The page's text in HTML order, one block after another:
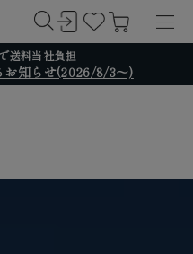
送料当社負担
お知らせ(2026/8/3～)